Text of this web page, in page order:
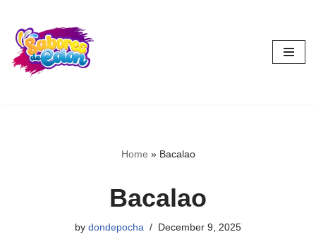
Skip
to
content
Home » Bacalao
Bacalao
by dondepocha December 9, 2025